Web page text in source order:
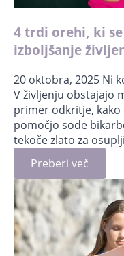
4 trdi orehi, ki
izboljšanje
20 oktobra, 2025 Ni
V življenju obstajajo
primer odkritje, kako
pomočjo sode
tekoče zlato za
Preberi več